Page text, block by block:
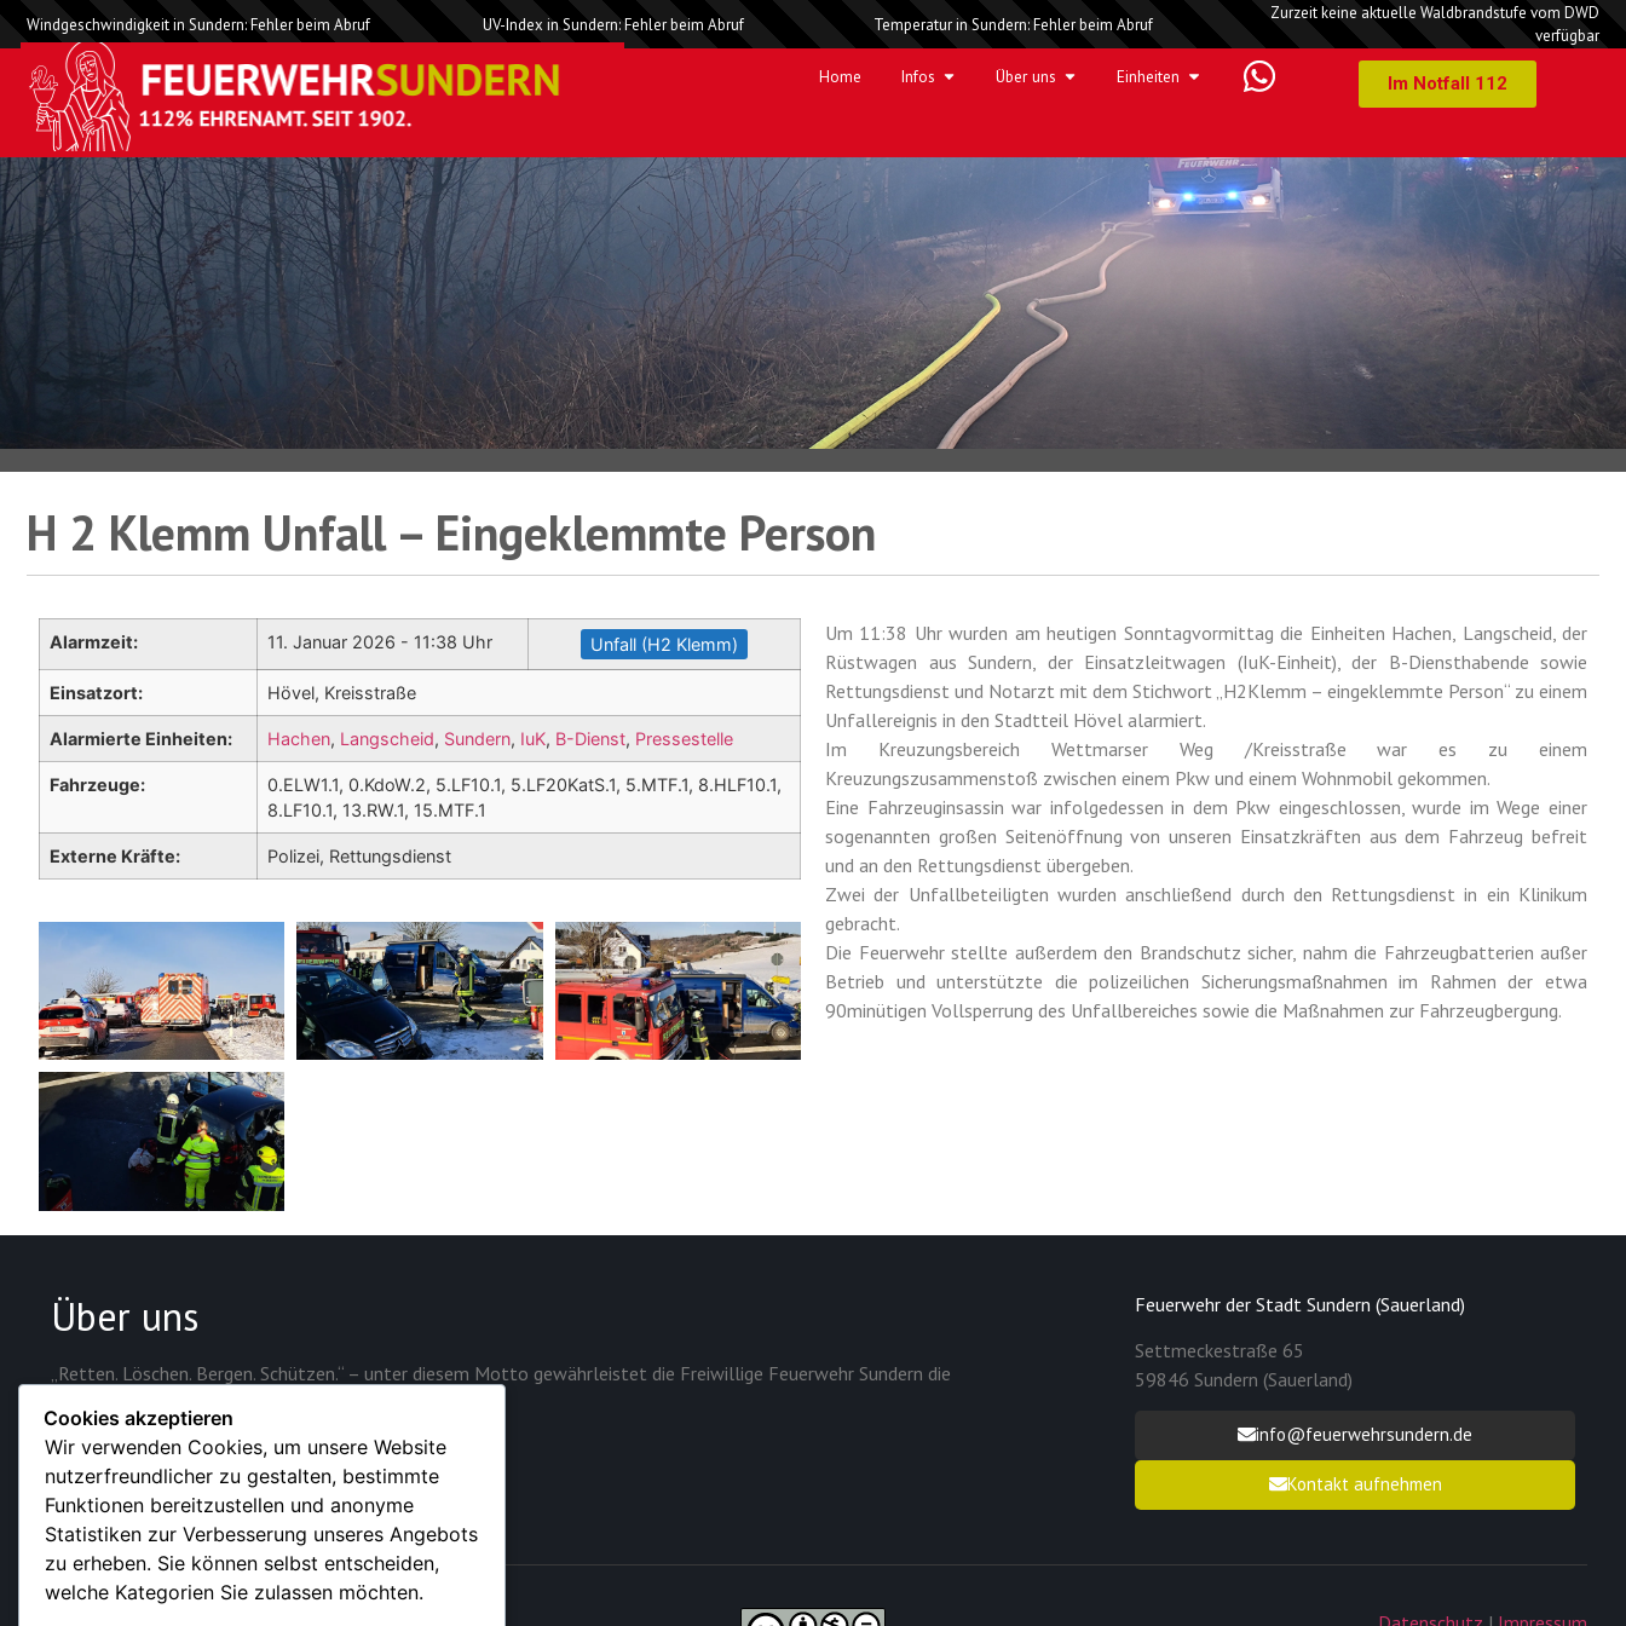
Windgeschwindigkeit in Sundern: Fehler beim Abruf UV-Index in Sundern: Fehler beim Abruf Temperatur in Sundern: Fehler beim Abruf
Zurzeit keine aktuelle Waldbrandstufe vom DWD
verfügbar
Home Infos Über uns Einheiten Im Notfall 112
H 2 Klemm Unfall – Eingeklemmte Person
Alarmzeit: 11. Januar 2026 - 11:38 Uhr Unfall (H2 Klemm)
Einsatzort: Hövel, Kreisstraße
Alarmierte Einheiten: Hachen, Langscheid, Sundern, IuK, B-Dienst, Pressestelle
Fahrzeuge:
0.ELW1.1, 0.KdoW.2, 5.LF10.1, 5.LF20KatS.1, 5.MTF.1, 8.HLF10.1,
8.LF10.1, 13.RW.1, 15.MTF.1
Externe Kräfte: Polizei, Rettungsdienst
Um 11:38 Uhr wurden am heutigen Sonntagvormittag die Einheiten Hachen, Langscheid, der
Rüstwagen aus Sundern, der Einsatzleitwagen (IuK-Einheit), der B-Diensthabende sowie
Rettungsdienst und Notarzt mit dem Stichwort „H2Klemm – eingeklemmte Person“ zu einem
Unfallereignis in den Stadtteil Hövel alarmiert.
Im Kreuzungsbereich Wettmarser Weg /Kreisstraße war es zu einem
Kreuzungszusammenstoß zwischen einem Pkw und einem Wohnmobil gekommen.
Eine Fahrzeuginsassin war infolgedessen in dem Pkw eingeschlossen, wurde im Wege einer
sogenannten großen Seitenöffnung von unseren Einsatzkräften aus dem Fahrzeug befreit
und an den Rettungsdienst übergeben.
Zwei der Unfallbeteiligten wurden anschließend durch den Rettungsdienst in ein Klinikum
gebracht.
Die Feuerwehr stellte außerdem den Brandschutz sicher, nahm die Fahrzeugbatterien außer
Betrieb und unterstützte die polizeilichen Sicherungsmaßnahmen im Rahmen der etwa
90minütigen Vollsperrung des Unfallbereiches sowie die Maßnahmen zur Fahrzeugbergung.
Über uns
„Retten. Löschen. Bergen. Schützen.“ – unter diesem Motto gewährleistet die Freiwillige Feuerwehr Sundern die
Feuerwehr der Stadt Sundern (Sauerland)
Settmeckestraße 65
59846 Sundern (Sauerland)
info@feuerwehrsundern.de
Kontakt aufnehmen
Cookies akzeptieren
Wir verwenden Cookies, um unsere Website
nutzerfreundlicher zu gestalten, bestimmte
Funktionen bereitzustellen und anonyme
Statistiken zur Verbesserung unseres Angebots
zu erheben. Sie können selbst entscheiden,
welche Kategorien Sie zulassen möchten.